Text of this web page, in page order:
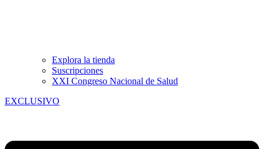
Explora la tienda
Suscripciones
XXI Congreso Nacional de Salud
EXCLUSIVO